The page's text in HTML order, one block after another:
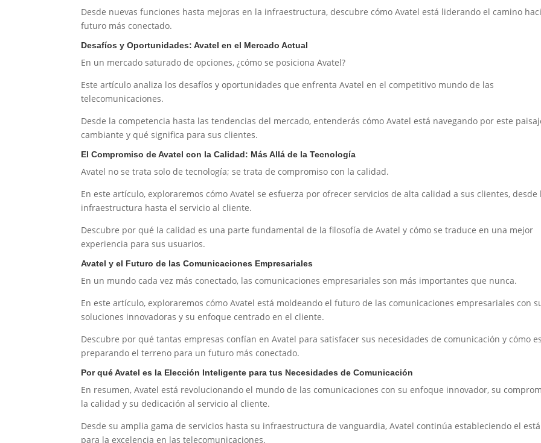
Desde nuevas funciones hasta mejoras en la infraestructura, descubre cómo Avatel está liderando el camino
futuro más conectado.
Desafíos y Oportunidades: Avatel en el Mercado Actual
En un mercado saturado de opciones, ¿cómo se posiciona Avatel?
Este artículo analiza los desafíos y oportunidades que enfrenta Avatel en el competitivo mundo de las
telecomunicaciones.
Desde la competencia hasta las tendencias del mercado, entenderás cómo Avatel está navegando por este
cambiante y qué significa para sus clientes.
El Compromiso de Avatel con la Calidad: Más Allá de la Tecnología
Avatel no se trata solo de tecnología; se trata de compromiso con la calidad.
En este artículo, exploraremos cómo Avatel se esfuerza por ofrecer servicios de alta calidad a sus clientes, desde
infraestructura hasta el servicio al cliente.
Descubre por qué la calidad es una parte fundamental de la filosofía de Avatel y cómo se traduce en una mejor
experiencia para sus usuarios.
Avatel y el Futuro de las Comunicaciones Empresariales
En un mundo cada vez más conectado, las comunicaciones empresariales son más importantes que nunca.
En este artículo, exploraremos cómo Avatel está moldeando el futuro de las comunicaciones empresariales con
soluciones innovadoras y su enfoque centrado en el cliente.
Descubre por qué tantas empresas confían en Avatel para satisfacer sus necesidades de comunicación y cómo
preparando el terreno para un futuro más conectado.
Por qué Avatel es la Elección Inteligente para tus Necesidades de Comunicación
En resumen, Avatel está revolucionando el mundo de las comunicaciones con su enfoque innovador, su
la calidad y su dedicación al servicio al cliente.
Desde su amplia gama de servicios hasta su infraestructura de vanguardia, Avatel continúa estableciendo el
para la excelencia en las telecomunicaciones.